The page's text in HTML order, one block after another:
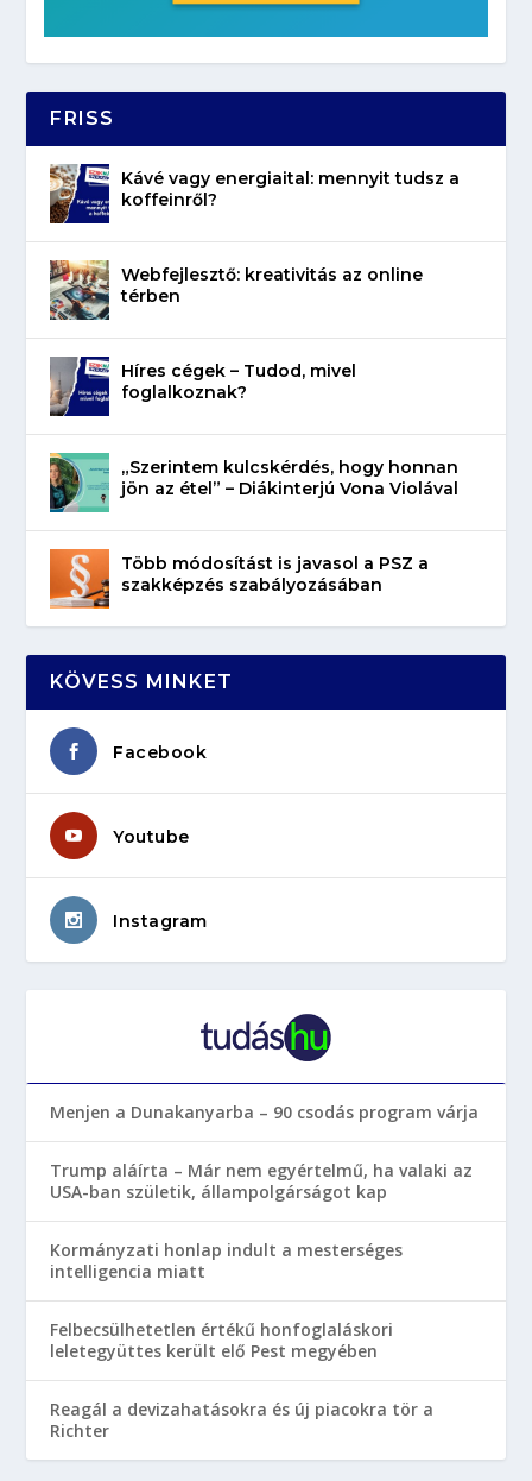
FRISS
Kávé vagy energiaital: mennyit tudsz a
koffeinről?
Webfejlesztő: kreativitás az online
térben
Híres cégek – Tudod, mivel
foglalkoznak?
„Szerintem kulcskérdés, hogy honnan
jön az étel” – Diákinterjú Vona Violával
Több módosítást is javasol a PSZ a
szakképzés szabályozásában
KÖVESS MINKET
Facebook
Youtube
Instagram
Menjen a Dunakanyarba – 90 csodás program várja
Trump aláírta – Már nem egyértelmű, ha valaki az
USA-ban születik, állampolgárságot kap
Kormányzati honlap indult a mesterséges
intelligencia miatt
Felbecsülhetetlen értékű honfoglaláskori
leletegyüttes került elő Pest megyében
Reagál a devizahatásokra és új piacokra tör a
Richter